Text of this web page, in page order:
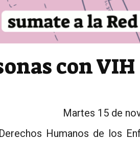
con VIH
Martes 15 de
Humanos de los